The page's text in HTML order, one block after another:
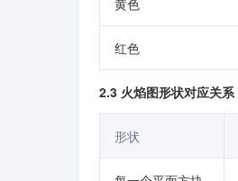
黄色
红色
2.3 火焰图形状对应关系
形状